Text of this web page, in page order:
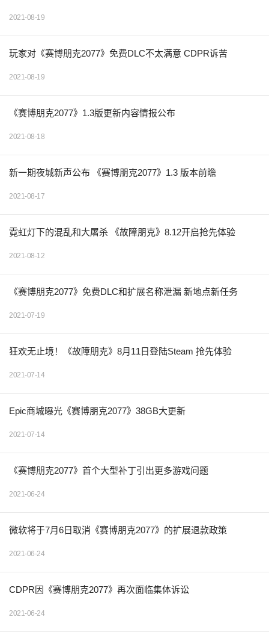
2021-08-19
玩家对《赛博朋克2077》免费DLC不太满意 CDPR诉苦
2021-08-19
《赛博朋克2077》1.3版更新内容情报公布
2021-08-18
新一期夜城新声公布 《赛博朋克2077》1.3 版本前瞻
2021-08-17
霓虹灯下的混乱和大屠杀 《故障朋克》8.12开启抢先体验
2021-08-12
《赛博朋克2077》免费DLC和扩展名称泄漏 新地点新任务
2021-07-19
狂欢无止境！《故障朋克》8月11日登陆Steam 抢先体验
2021-07-14
Epic商城曝光《赛博朋克2077》38GB大更新
2021-07-14
《赛博朋克2077》首个大型补丁引出更多游戏问题
2021-06-24
微软将于7月6日取消《赛博朋克2077》的扩展退款政策
2021-06-24
CDPR因《赛博朋克2077》再次面临集体诉讼
2021-06-24